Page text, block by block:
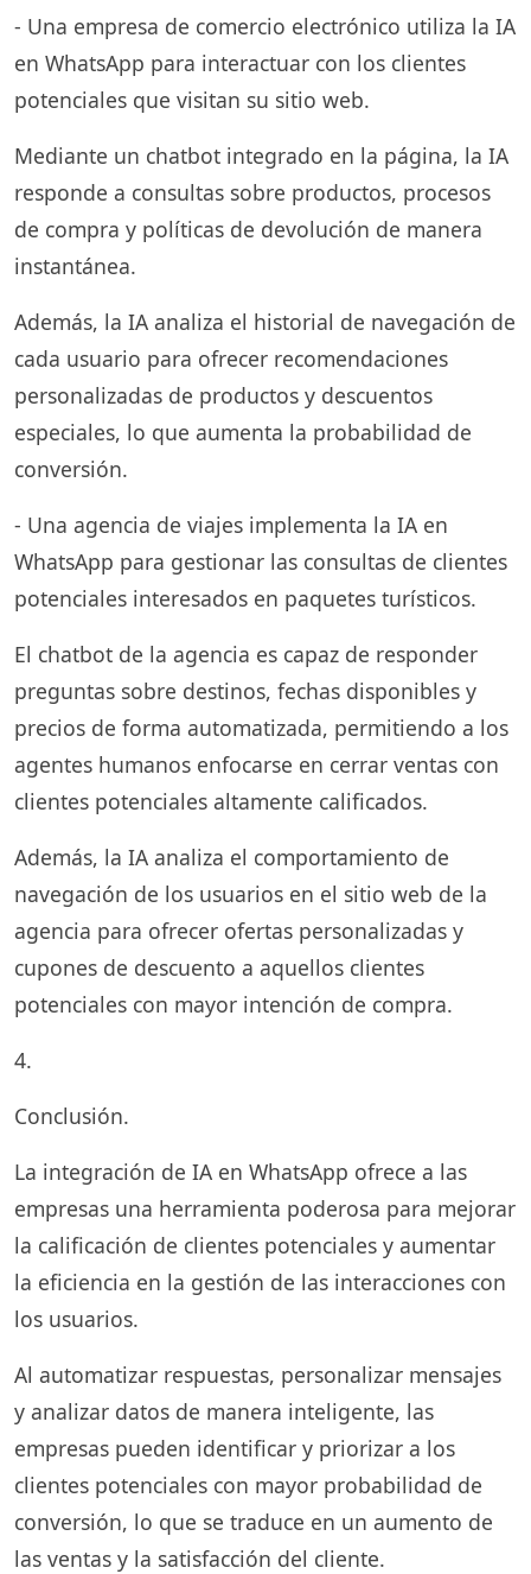
- Una empresa de comercio electrónico utiliza la IA
en WhatsApp para interactuar con los clientes
potenciales que visitan su sitio web.
Mediante un chatbot integrado en la página, la IA
responde a consultas sobre productos, procesos
de compra y políticas de devolución de manera
instantánea.
Además, la IA analiza el historial de navegación de
cada usuario para ofrecer recomendaciones
personalizadas de productos y descuentos
especiales, lo que aumenta la probabilidad de
conversión.
- Una agencia de viajes implementa la IA en
WhatsApp para gestionar las consultas de clientes
potenciales interesados en paquetes turísticos.
El chatbot de la agencia es capaz de responder
preguntas sobre destinos, fechas disponibles y
precios de forma automatizada, permitiendo a los
agentes humanos enfocarse en cerrar ventas con
clientes potenciales altamente calificados.
Además, la IA analiza el comportamiento de
navegación de los usuarios en el sitio web de la
agencia para ofrecer ofertas personalizadas y
cupones de descuento a aquellos clientes
potenciales con mayor intención de compra.
4.
Conclusión.
La integración de IA en WhatsApp ofrece a las
empresas una herramienta poderosa para mejorar
la calificación de clientes potenciales y aumentar
la eficiencia en la gestión de las interacciones con
los usuarios.
Al automatizar respuestas, personalizar mensajes
y analizar datos de manera inteligente, las
empresas pueden identificar y priorizar a los
clientes potenciales con mayor probabilidad de
conversión, lo que se traduce en un aumento de
las ventas y la satisfacción del cliente.